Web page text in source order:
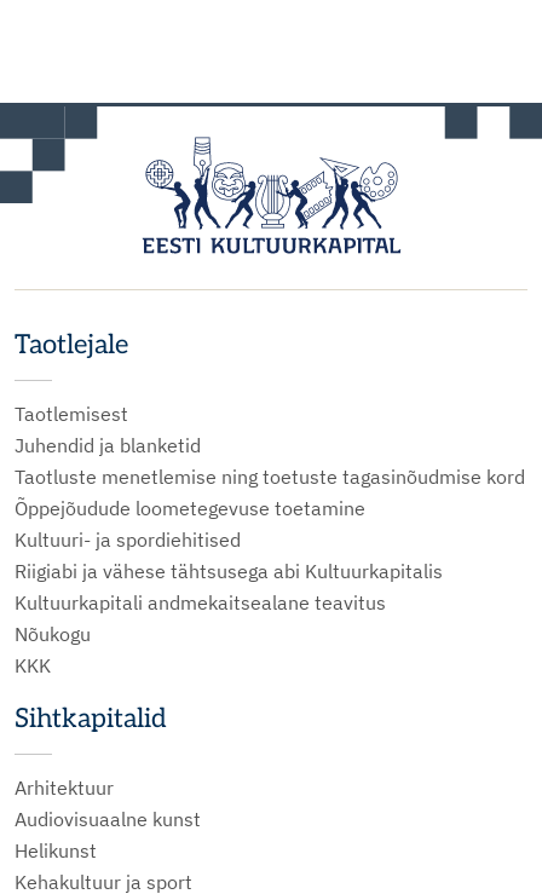
Taotlejale
Taotlemisest
Juhendid ja blanketid
Taotluste menetlemise ning toetuste tagasinõudmise kord
Õppejõudude loometegevuse toetamine
Kultuuri- ja spordiehitised
Riigiabi ja vähese tähtsusega abi Kultuurkapitalis
Kultuurkapitali andmekaitsealane teavitus
Nõukogu
KKK
Sihtkapitalid
Arhitektuur
Audiovisuaalne kunst
Helikunst
Kehakultuur ja sport